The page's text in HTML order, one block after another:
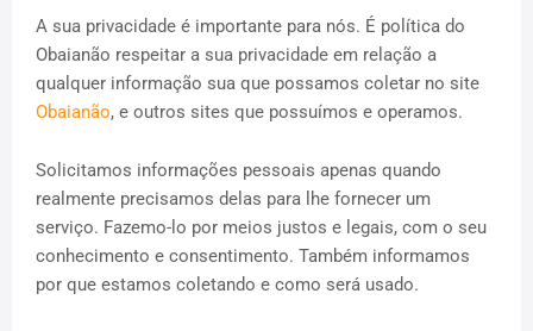
A sua privacidade é importante para nós. É política do
Obaianão respeitar a sua privacidade em relação a
qualquer informação sua que possamos coletar no site
Obaianão, e outros sites que possuímos e operamos.
Solicitamos informações pessoais apenas quando
realmente precisamos delas para lhe fornecer um
serviço. Fazemo-lo por meios justos e legais, com o seu
conhecimento e consentimento. Também informamos
por que estamos coletando e como será usado.